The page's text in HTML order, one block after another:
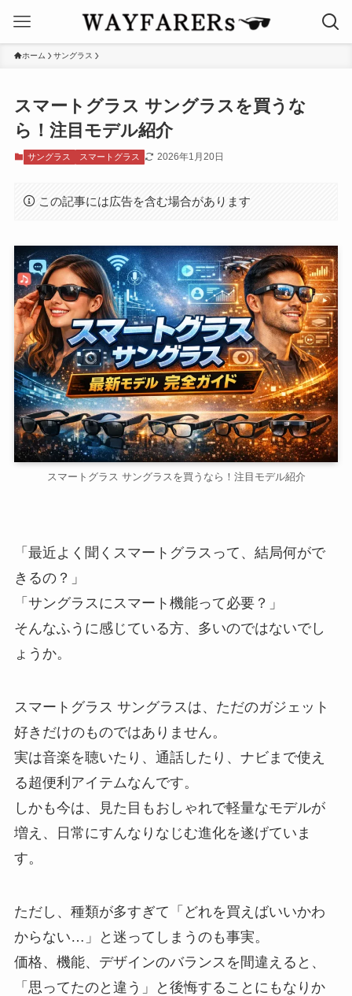
ホーム サングラス
スマートグラス サングラスを買うな
ら！注目モデル紹介
サングラス スマートグラス 2026年1月20日
この記事には広告を含む場合があります
スマートグラス サングラスを買うなら！注目モデル紹介
「最近よく聞くスマートグラスって、結局何がで
きるの？」
「サングラスにスマート機能って必要？」
そんなふうに感じている方、多いのではないでし
ょうか。
スマートグラス サングラスは、ただのガジェット
好きだけのものではありません。
実は音楽を聴いたり、通話したり、ナビまで使え
る超便利アイテムなんです。
しかも今は、見た目もおしゃれで軽量なモデルが
増え、日常にすんなりなじむ進化を遂げていま
す。
ただし、種類が多すぎて「どれを買えばいいかわ
からない…」と迷ってしまうのも事実。
価格、機能、デザインのバランスを間違えると、
「思ってたのと違う」と後悔することにもなりか